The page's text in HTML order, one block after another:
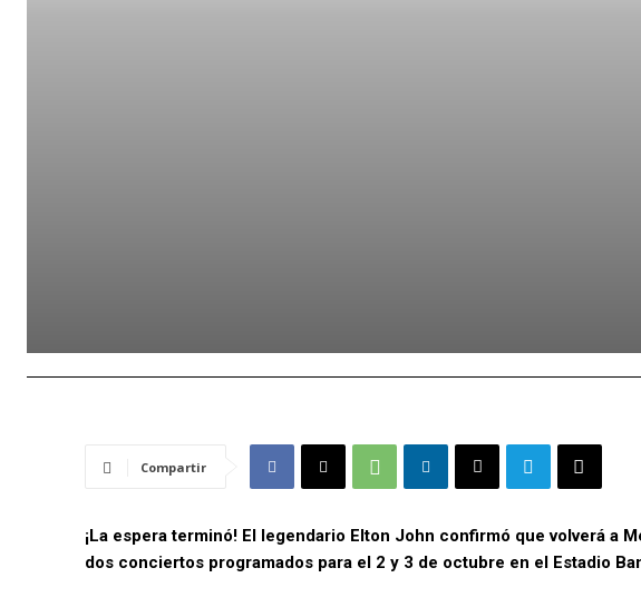
Compartir
¡La espera terminó! El legendario Elton John confirmó que volverá a
dos conciertos programados para el 2 y 3 de octubre en el Estadio